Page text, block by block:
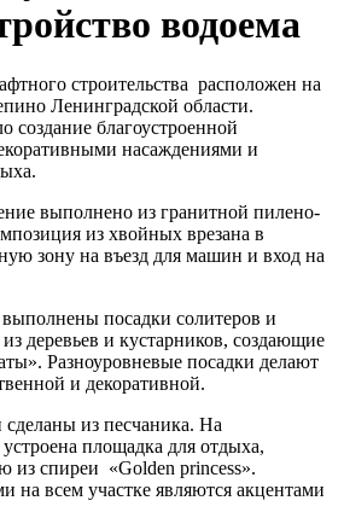
водоема
строительства расположен на
Ленинградской области.
создание благоустроенной
насаждениями и
выполнено из гранитной пилено-
из хвойных врезана в
зону на въезд для машин и вход на
посадки солитеров и
деревьев и кустарников, создающие
Разноуровневые посадки делают
и декоративной.
из песчаника. На
площадка для отдыха,
из спиреи «Golden princess».
на всем участке являются акцентами